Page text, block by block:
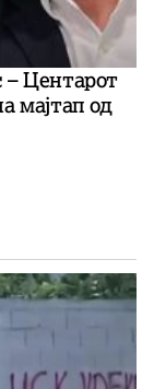
– Центарот
мајтап од